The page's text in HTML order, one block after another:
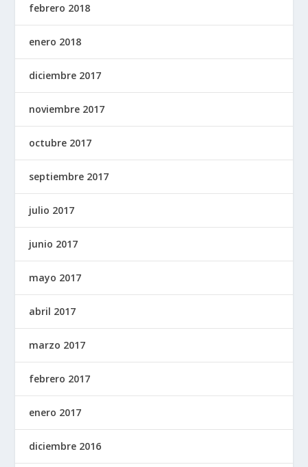
febrero 2018
enero 2018
diciembre 2017
noviembre 2017
octubre 2017
septiembre 2017
julio 2017
junio 2017
mayo 2017
abril 2017
marzo 2017
febrero 2017
enero 2017
diciembre 2016